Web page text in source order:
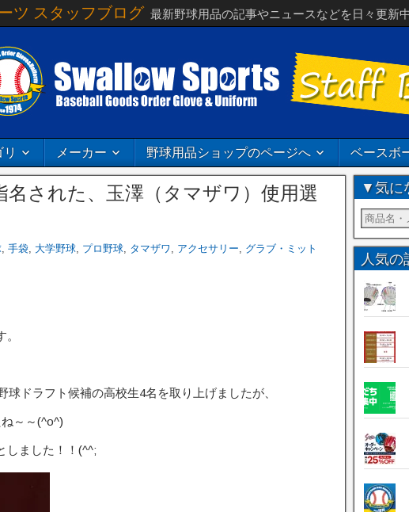
ツ スタッフブログ 最新野球用品の記事やニュースなどを日々更新
メーカー 野球用品ショップのページへ ベースボ
名された、玉澤（タマザワ）使用選
, 手袋, 大学野球, プロ野球, タマザワ , アクセサリー, グラブ・ミット
球ドラフト候補の高校生4名を取り上げましたが、
～～(^o^)
しました！！(^^;
▼気に
人気の